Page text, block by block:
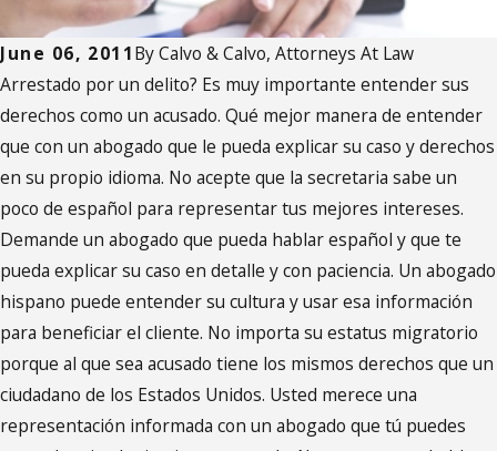
June 06, 2011ByCalvo & Calvo, Attorneys At Law
Arrestado por un delito? Es muy importante entender sus
derechos como un acusado. Qué mejor manera de entender
que con un abogado que le pueda explicar su caso y derechos
en su propio idioma. No acepte que la secretaria sabe un
poco de español para representar tus mejores intereses.
Demande un abogado que pueda hablar español y que te
pueda explicar su caso en detalle y con paciencia. Un abogado
hispano puede entender su cultura y usar esa información
para beneficiar el cliente. No importa su estatus migratorio
porque al que sea acusado tiene los mismos derechos que un
ciudadano de los Estados Unidos. Usted merece una
representación informada con un abogado que tú puedes